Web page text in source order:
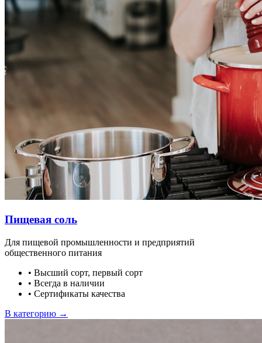
Пищевая соль
Для пищевой промышленности и предприятий
общественного питания
• Высший сорт, первый сорт
• Всегда в наличии
• Сертификаты качества
В категорию →